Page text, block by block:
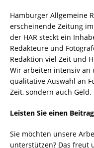
Hamburger Allgemeine
erscheinende Zeitung
der HAR steckt ein
Redakteure und
Redaktion viel Zeit und
Wir arbeiten intensiv an
qualitative Auswahl an
Zeit, sondern auch Geld.
Leisten Sie einen
Sie möchten unsere
unterstützen? Das freut